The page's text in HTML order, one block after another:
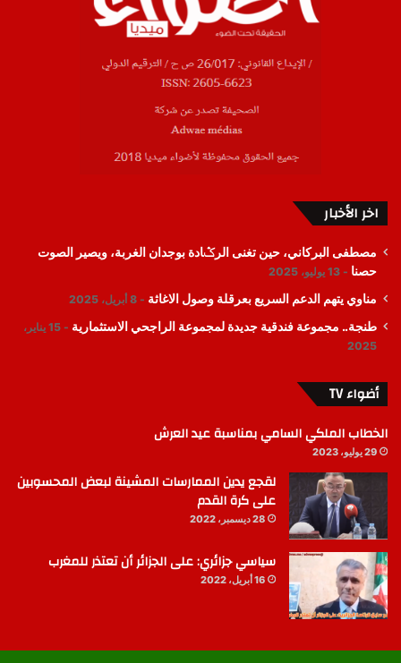
اخر الأخبار
مصطفى البركاني، حين تغنى الرݣادة بوجدان الغربة، ويصير الصوت
حصنا
13 يوليو، 2025
مناوي يتهم الدعم السريع بعرقلة وصول الاغاثة 8 أبريل، 2025
طنجة.. مجموعة فندقية جديدة لمجموعة الراجحي الاستثمارية
15 يناير،
2025
أضواء TV
الخطاب الملكي السامي بمناسبة عيد العرش
29 يوليو، 2023
لقجع يدين الممارسات المشينة لبعض المحسوبين
على كرة القدم
28 ديسمبر، 2022
سياسي جزائري: على الجزائر أن تعتذر للمغرب
16 أبريل، 2022